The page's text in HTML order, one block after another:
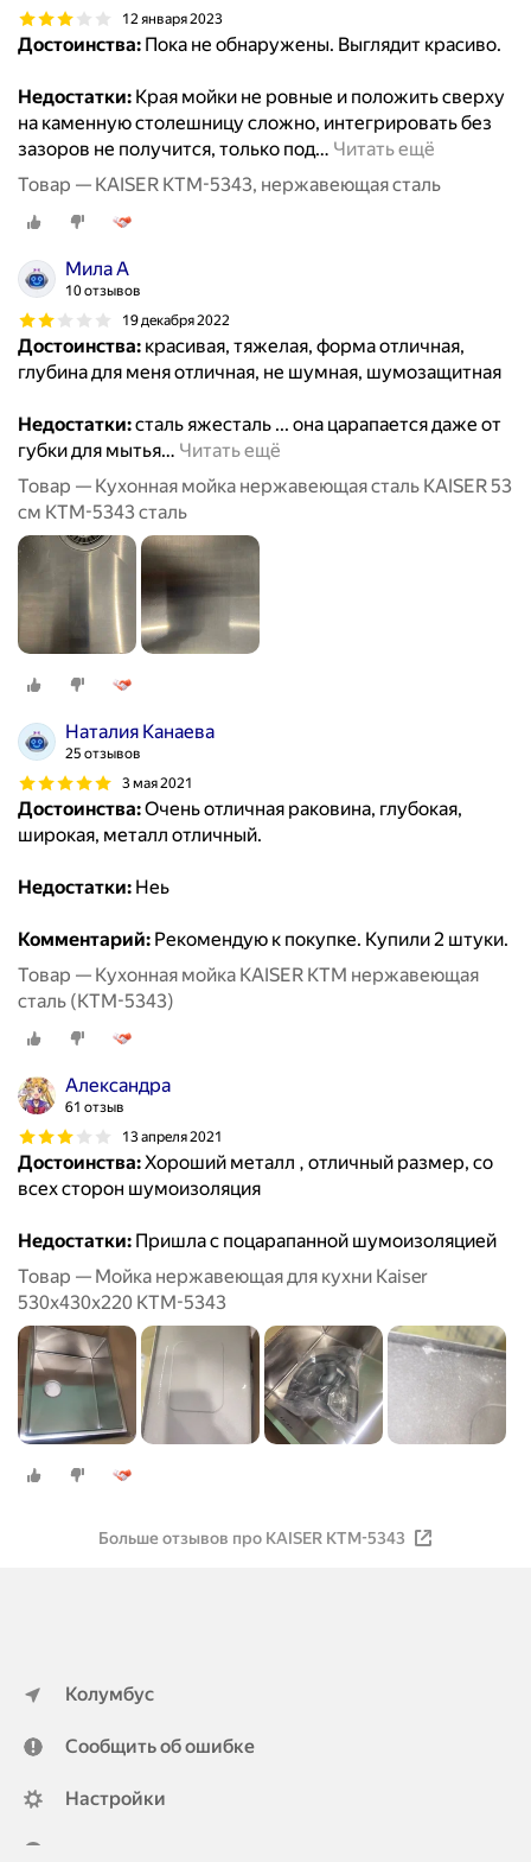
12 января 2023
Достоинства: Пока не обнаружены. Выглядит красиво.
Недостатки: Края мойки не ровные и положить сверху
на каменную столешницу сложно, интегрировать без
зазоров не получится, только под… Читать ещё
Товар — KAISER KTM-5343, нержавеющая сталь
Мила А
10 отзывов
19 декабря 2022
Достоинства: красивая, тяжелая, форма отличная,
глубина для меня отличная, не шумная, шумозащитная
Недостатки:сталь яжесталь ... она царапается даже от
губки для мытья… Читать ещё
Товар — Кухонная мойка нержавеющая сталь KAISER 53
см KTM-5343 сталь
Наталия Канаева
25 отзывов
3 мая 2021
Достоинства:Очень отличная раковина, глубокая,
широкая, металл отличный.
Недостатки: Неь
Комментарий: Рекомендую к покупке. Купили 2 штуки.
Товар — Кухонная мойка KAISER KTM нержавеющая
сталь (KTM-5343)
Александра
61 отзыв
13 апреля 2021
Достоинства:Хороший металл , отличный размер, со
всех сторон шумоизоляция
Недостатки: Пришла с поцарапанной шумоизоляцией
Товар — Мойка нержавеющая для кухни Kaiser
530x430x220 KTM-5343
Больше отзывов про KAISER KTM-5343
Колумбус
Сообщить об ошибке
Настройки